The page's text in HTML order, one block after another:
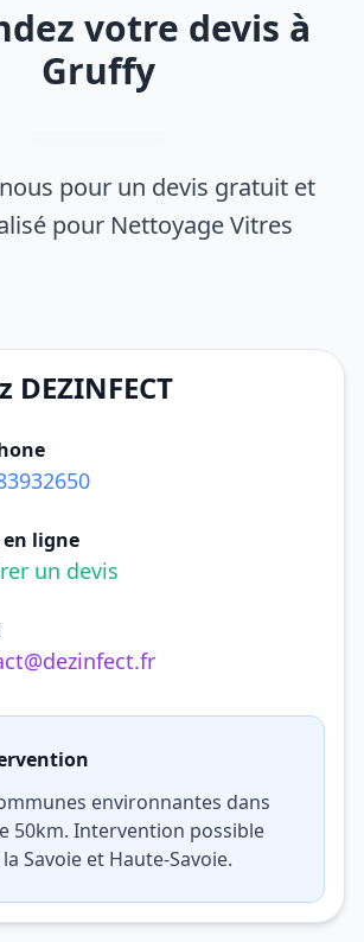
votre devis à
Gruffy
pour un devis gratuit et
pour Nettoyage Vitres
DEZINFECT
en ligne
un devis
environnantes dans
50km. Intervention possible
Savoie et Haute-Savoie.